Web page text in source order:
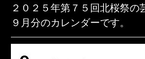
２０２５年第７５回北桜祭の
９月分のカレンダーです。